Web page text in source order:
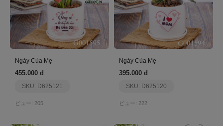
Ngày Của Mẹ
455.000 đ
SKU: D625121
ビュー: 205
Ngày Của Mẹ
395.000 đ
SKU: D625120
ビュー: 222